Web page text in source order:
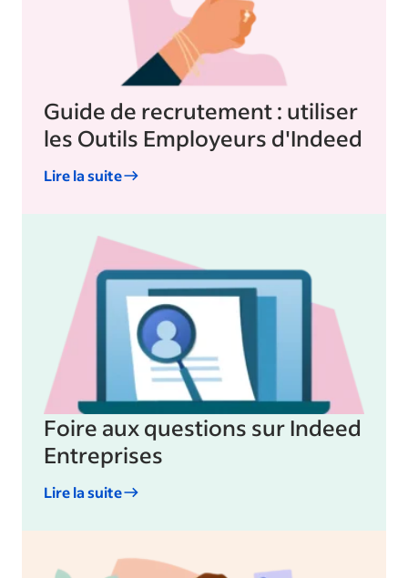
Guide de recrutement : utiliser
les Outils Employeurs d'Indeed
Lire la suite
Foire aux questions sur Indeed
Entreprises
Lire la suite